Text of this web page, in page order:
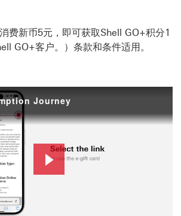
费新币5元，即可获取Shell GO+积分1
GO+客户。）条款和条件适用。​​
Journey